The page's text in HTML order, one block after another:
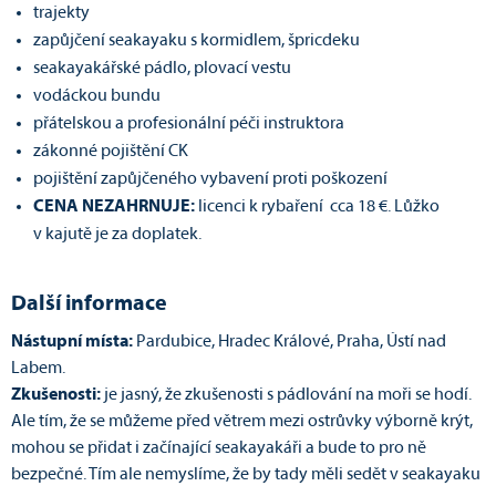
trajekty
zapůjčení seakayaku s kormidlem, špricdeku
seakayakářské pádlo, plovací vestu
vodáckou bundu
přátelskou a profesionální péči instruktora
zákonné pojištění CK
pojištění zapůjčeného vybavení proti poškození
CENA NEZAHRNUJE: licenci k rybaření cca 18 €. Lůžko
v kajutě je za doplatek.
Další informace
Nástupní místa: Pardubice, Hradec Králové, Praha, Ústí nad
Labem.
Zkušenosti: je jasný, že zkušenosti s pádlování na moři se hodí.
Ale tím, že se můžeme před větrem mezi ostrůvky výborně krýt,
mohou se přidat i začínající seakayakáři a bude to pro ně
bezpečné. Tím ale nemyslíme, že by tady měli sedět v seakayaku